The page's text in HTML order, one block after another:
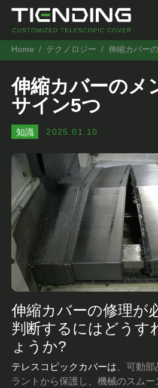
Home テクノロジー 伸縮カバー
伸縮カバーのメ
サイン5つ
2025.01.10
知識
伸縮カバーの修理が
判断するにはどうす
ょうか?
テレスコピックカバーは 、可動
ラントから保護し、機械のスム